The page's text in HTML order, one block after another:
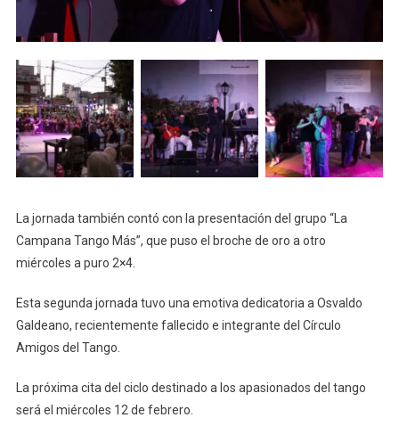
La jornada también contó con la presentación del grupo “La
Campana Tango Más”, que puso el broche de oro a otro
miércoles a puro 2×4.
Esta segunda jornada tuvo una emotiva dedicatoria a Osvaldo
Galdeano, recientemente fallecido e integrante del Círculo
Amigos del Tango.
La próxima cita del ciclo destinado a los apasionados del tango
será el miércoles 12 de febrero.